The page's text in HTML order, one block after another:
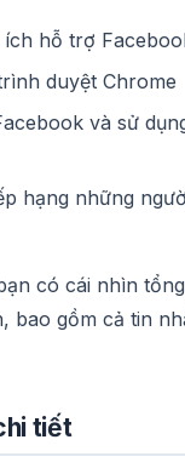
hỗ trợ
duyệt Chrome
và sử
hạng những
có cái nhìn
bao gồm cả tin
tiết